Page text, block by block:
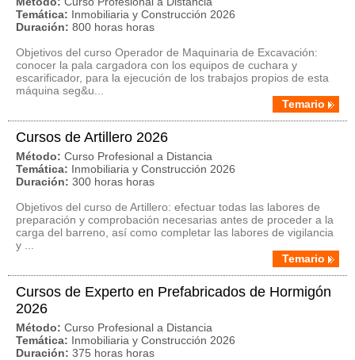
Temática: Inmobiliaria y Construcción 2026
Duración: 800 horas horas
Objetivos del curso Operador de Maquinaria de Excavación:
conocer la pala cargadora con los equipos de cuchara y
escarificador, para la ejecución de los trabajos propios de esta
máquina seg&u...
Temario
Cursos de Artillero 2026
Método: Curso Profesional a Distancia
Temática: Inmobiliaria y Construcción 2026
Duración: 300 horas horas
Objetivos del curso de Artillero: efectuar todas las labores de
preparación y comprobación necesarias antes de proceder a la
carga del barreno, así como completar las labores de vigilancia
y ...
Temario
Cursos de Experto en Prefabricados de Hormigón
2026
Método: Curso Profesional a Distancia
Temática: Inmobiliaria y Construcción 2026
Duración: 375 horas horas